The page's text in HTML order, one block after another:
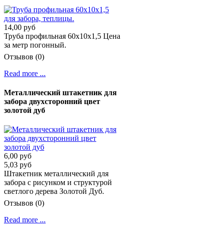
14,00 руб
Труба профильная 60х10х1,5 Цена
за метр погонный.
Отзывов (0)
Read more ...
Металлический штакетник для
забора двухсторонний цвет
золотой дуб
6,00 руб
5,03 руб
Штакетник металлический для
забора с рисунком и структурой
светлого дерева Золотой Дуб.
Отзывов (0)
Read more ...